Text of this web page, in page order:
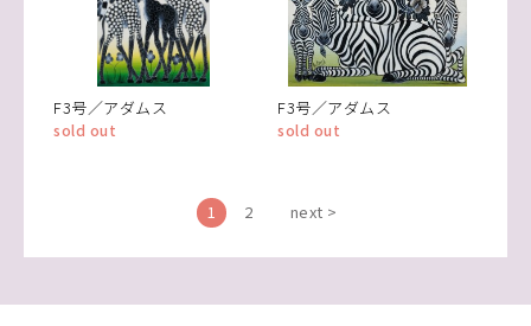
F3号／アダムス
sold out
F3号／アダムス
sold out
1 2 next >